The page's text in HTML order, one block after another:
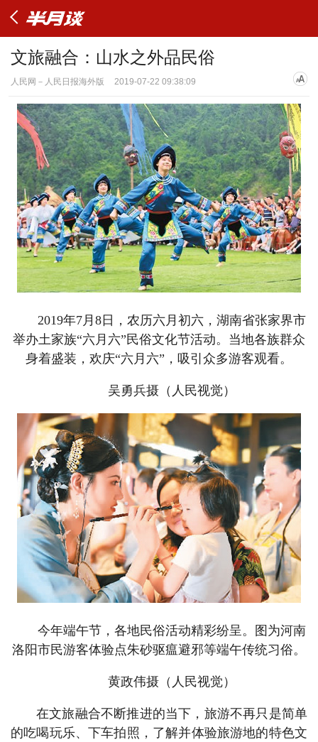
文旅融合：山水之外品民俗
人民网－人民日报海外版 2019-07-22 09:38:09
2019年7月8日，农历六月初六，湖南省张家界市
举办土家族“六月六”民俗文化节活动。当地各族群众
身着盛装，欢庆“六月六”，吸引众多游客观看。
吴勇兵摄（人民视觉）
今年端午节，各地民俗活动精彩纷呈。图为河南
洛阳市民游客体验点朱砂驱瘟避邪等端午传统习俗。
黄政伟摄（人民视觉）
在文旅融合不断推进的当下，旅游不再只是简单
的吃喝玩乐、下车拍照，了解并体验旅游地的特色文